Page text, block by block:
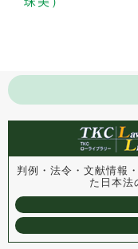
判例・法令・文献情報
た 日本法